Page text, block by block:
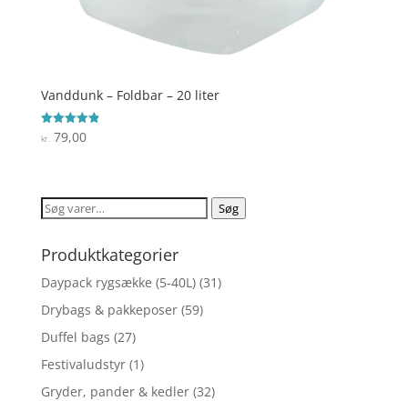
Vanddunk – Foldbar – 20 liter
Vurderet
4.9
kr. 79,00
Søg
Søg
Produktkategorier
Daypack rygsække (5-40L) (31)
Drybags & pakkeposer (59)
Duffel bags (27)
Festivaludstyr (1)
Gryder, pander & kedler (32)